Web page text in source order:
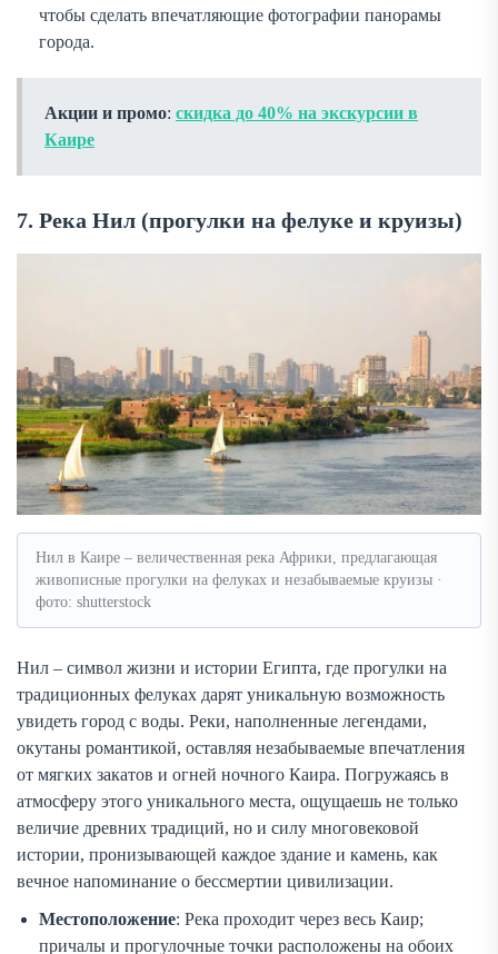
чтобы сделать впечатляющие фотографии панорамы
города.
Акции и промо: скидка до 40% на экскурсии в
Каире
7. Река Нил (прогулки на фелуке и круизы)
Нил в Каире – величественная река Африки, предлагающая
живописные прогулки на фелуках и незабываемые круизы ·
фото: shutterstock
Нил – символ жизни и истории Египта, где прогулки на
традиционных фелуках дарят уникальную возможность
увидеть город с воды. Реки, наполненные легендами,
окутаны романтикой, оставляя незабываемые впечатления
от мягких закатов и огней ночного Каира. Погружаясь в
атмосферу этого уникального места, ощущаешь не только
величие древних традиций, но и силу многовековой
истории, пронизывающей каждое здание и камень, как
вечное напоминание о бессмертии цивилизации.
Местоположение: Река проходит через весь Каир;
причалы и прогулочные точки расположены на обоих